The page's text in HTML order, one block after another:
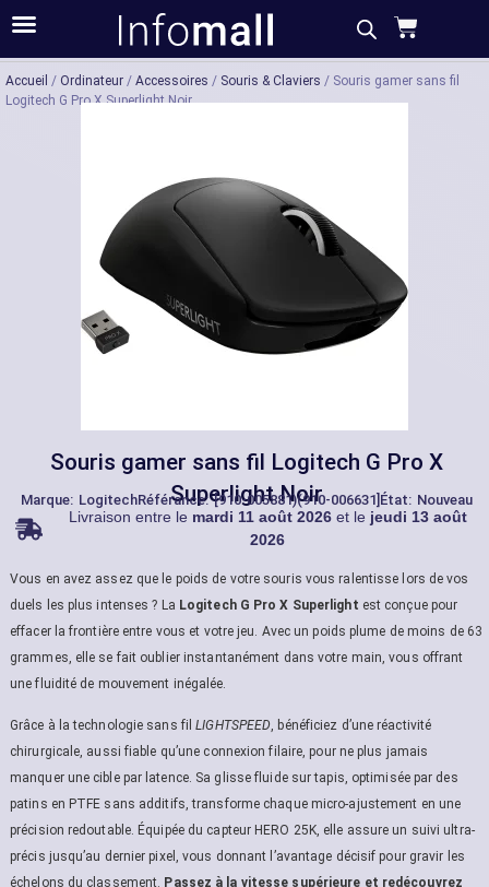
Acheter Description Caractéristiques
Accueil / Ordinateur / Accessoires / Souris & Claviers / Souris gamer sans fil
Logitech G Pro X Superlight Noir
Souris gamer sans fil Logitech G Pro X
Superlight Noir
Marque: LogitechRéférance: [910-005881)(910-006631] État: Nouveau
Livraison entre le mardi 11 août 2026et le jeudi 13 août
2026
Vous en avez assez que le poids de votre souris vous ralentisse lors de vos
duels les plus intenses ? La Logitech G Pro X Superlight est conçue pour
effacer la frontière entre vous et votre jeu. Avec un poids plume de moins de 63
grammes, elle se fait oublier instantanément dans votre main, vous offrant
une fluidité de mouvement inégalée.
Grâce à la technologie sans filLIGHTSPEED, bénéficiez d’une réactivité
chirurgicale, aussi fiable qu’une connexion filaire, pour ne plus jamais
manquer une cible par latence. Sa glisse fluide sur tapis, optimisée par des
patins en PTFE sans additifs, transforme chaque micro-ajustement en une
précision redoutable. Équipée du capteur HERO 25K, elle assure un suivi ultra-
précis jusqu’au dernier pixel, vous donnant l’avantage décisif pour gravir les
échelons du classement. Passez à la vitesse supérieure et redécouvrez